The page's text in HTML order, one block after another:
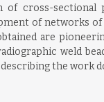
cross-
of networks
are
weld
the work